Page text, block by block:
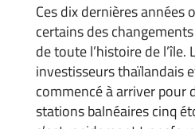
Ces dix dernières années
certains des
de toute l’histoire de l’île.
investisseurs thaïlandais
commencé à arriver pour
stations balnéaires cinq